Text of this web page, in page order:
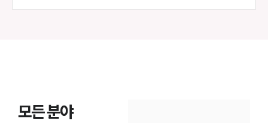
모든 분야